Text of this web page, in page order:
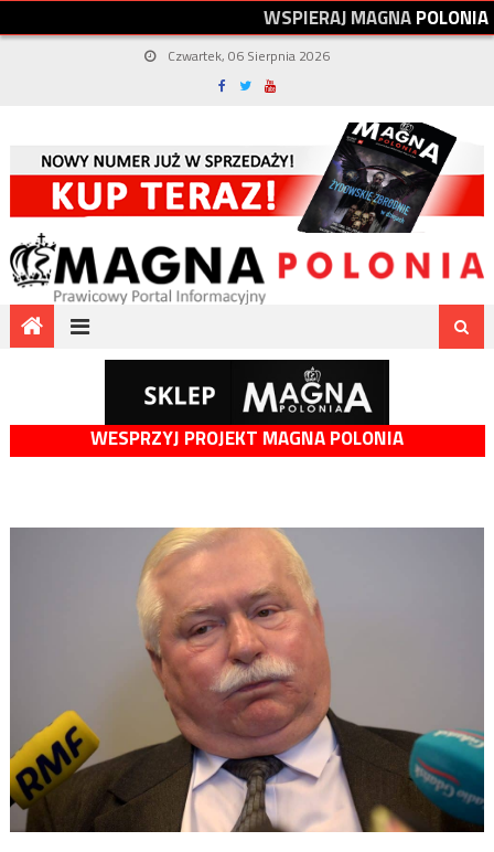
WSPIERAJMAGNAPOLONIA
Czwartek, 06 Sierpnia 2026
WESPRZYJ PROJEKT MAGNA POLONIA